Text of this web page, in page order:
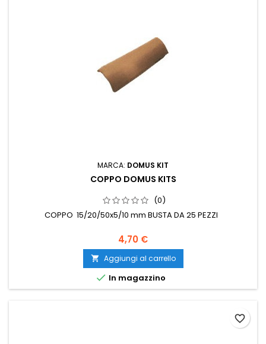
MARCA: DOMUS KIT
COPPO DOMUS KITS
(0)
COPPO 15/20/50x5/10 mm BUSTA DA 25 PEZZI
4,70 €
 Aggiungi al carrello
 In magazzino
favorite_border